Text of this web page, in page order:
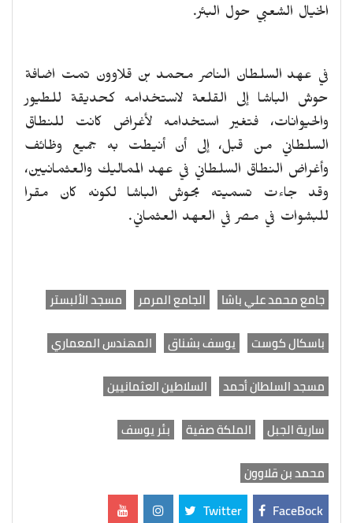
الخيال الشعبي حول البئر.
في عهد السلطان الناصر محمد بن قلاوون تمت اضافة
حوش الباشا إلى القلعة لاستخدامه كحديقة للطيور
والحيوانات، فتغير استخدامه لأغراض كانت للنطاق
السلطاني من قبل، إلى أن أنيطت به جميع وظائف
وأغراض النطاق السلطاني في عهد المماليك والعثمانيين،
وقد جاءت تسميته بحوش الباشا لكونه كان مقرا
للبشوات في مصر في العهد العثماني.
جامع محمد علي باشا الجامع المرمر
مسجد الألبستر
باسكال كوست
يوسف بشناق
المهندس المعماري
مسجد السلطان أحمد
السلاطين العثمانيين
سارية الجبل
الملكة صفية
بئر يوسف
محمد بن قلاوون
FaceBock
Twitter